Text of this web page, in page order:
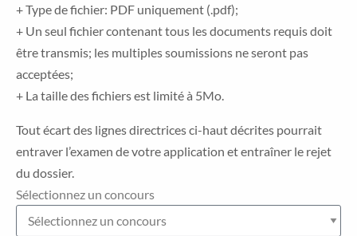
+ Type de fichier: PDF uniquement (.pdf);
+ Un seul fichier contenant tous les documents requis doit
être transmis; les multiples soumissions ne seront pas
acceptées;
+ La taille des fichiers est limité à 5Mo.
Tout écart des lignes directrices ci-haut décrites pourrait
entraver l’examen de votre application et entraîner le rejet
du dossier.
Sélectionnez un concours